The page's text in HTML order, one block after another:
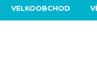
VELKOOBCHOD